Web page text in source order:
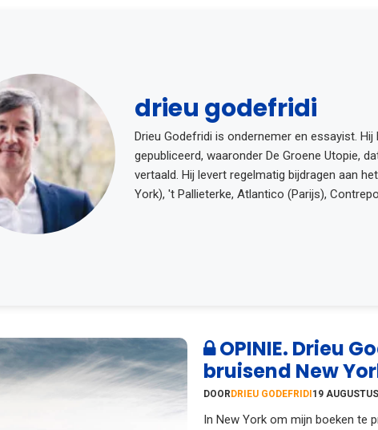
drieu godefridi
Drieu Godefridi is ondernemer en essayist.
gepubliceerd, waaronder De Groene Utopie,
vertaald. Hij levert regelmatig bijdragen aan
York), 't Pallieterke, Atlantico (Parijs),
OPINIE. Drieu
bruisend New
DOOR DRIEU GODEFRIDI 19
In New York om mijn boeken te